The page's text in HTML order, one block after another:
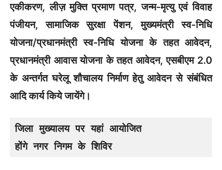
एकीकरण, लीज़ मुक्ति प्रमाण पत्र, जन्म-मृत्यु एवं विवाह
पंजीयन, सामाजिक सुरक्षा पेंशन, मुख्यमंत्री स्व-निधि
योजना/प्रधानमंत्री स्व-निधि योजना के तहत आवेदन,
प्रधानमंत्री आवास योजना के तहत आवेदन, एसबीएम 2.0
के अन्तर्गत घरेलू शौचालय निर्माण हेतु आवेदन से संबंधित
आदि कार्य किये जायेंगे।
जिला मुख्यालय पर यहां आयोजित
होंगे नगर निगम के शिविर